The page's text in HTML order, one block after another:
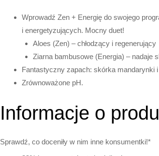
Wprowadź Zen + Energię do swojego
i energetyzujących. Mocny duet!
Aloes (Zen) – chłodzący i regenerujący
Ziarna bambusowe (Energia) – nadaje
Fantastyczny zapach: skórka mandarynki
Zrównoważone pH.
Informacje o
Sprawdź, co doceniły w nim inne konsumentki!*